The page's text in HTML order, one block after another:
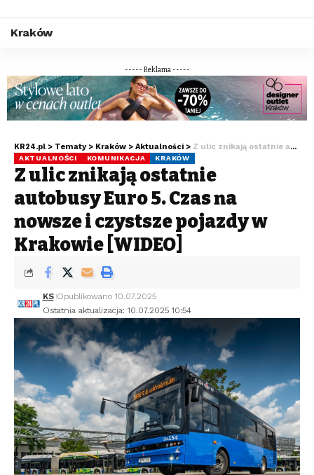
Kraków
----- Reklama -----
KR24.pl > Tematy > Kraków > Aktualności > Z ulic znikają ostatnie autobusy Euro 5. Czas na nowsze i czystsze pojazdy w Krakowie [WIDEO]
AKTUALNOŚCI KOMUNIKACJA KRAKÓW
Z ulic znikają ostatnie
autobusy Euro 5. Czas na
nowsze i czystsze pojazdy w
Krakowie [WIDEO]
Ostatnia aktualizacja: 10.07.2025 10:54
KS Opublikowano 10.07.2025